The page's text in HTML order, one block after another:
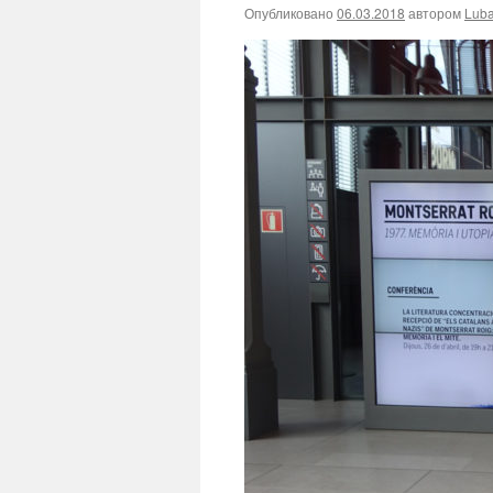
Опубликовано 06.03.2018 автором